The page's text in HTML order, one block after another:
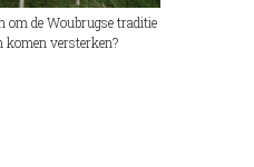
om de Woubrugse traditie
komen versterken?